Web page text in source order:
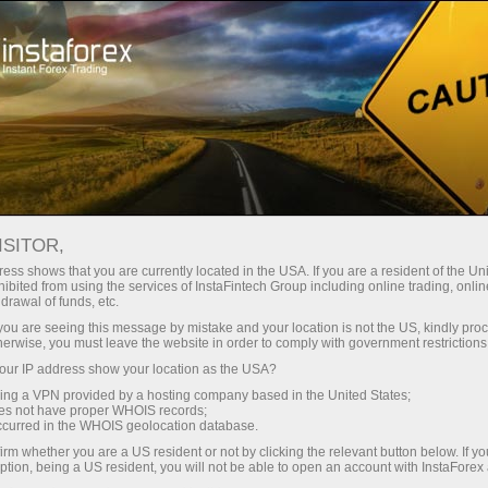
Treyderlar uchun Savdo shartlari
Savdo vositalari
#AMD
AMD
483.11 (%) 07 Aug 2026 19:59
Купить
483.11
483.09
shows that you are currently located in the USA. If you are a resident of the
from using the services of InstaFintech Group including online trading,
of funds, etc.
are seeing this message by mistake and your location is not the US, kindly
you must leave the website in order to comply with government
IP address show your location as the USA?
a VPN provided by a hosting company based in the United States;
not have proper WHOIS records;
in the WHOIS geolocation database.
whether you are a US resident or not by clicking the relevant button below. If
being a US resident, you will not be able to open an account with InstaForex